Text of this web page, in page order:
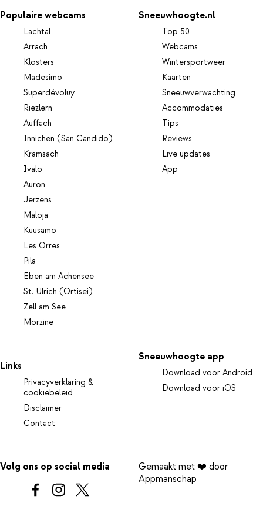
Populaire webcams
Lachtal
Arrach
Klosters
Madesimo
Superdévoluy
Riezlern
Auffach
Innichen (San Candido)
Kramsach
Ivalo
Auron
Jerzens
Maloja
Kuusamo
Les Orres
Pila
Eben am Achensee
St. Ulrich (Ortisei)
Zell am See
Morzine
Sneeuwhoogte.nl
Top 50
Webcams
Wintersportweer
Kaarten
Sneeuwverwachting
Accommodaties
Tips
Reviews
Live updates
App
Links
Privacyverklaring &
cookiebeleid
Disclaimer
Contact
Sneeuwhoogte app
Download voor Android
Download voor iOS
Volg ons op social media
Gemaakt met ❤️ door
Appmanschap